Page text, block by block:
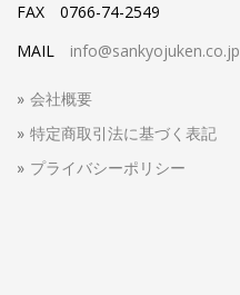
FAX 0766-74-2549
MAIL info@sankyojuken.co.jp
会社概要
特定商取引法に基づく表記
プライバシーポリシー